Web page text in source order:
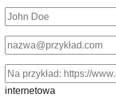
internetowa